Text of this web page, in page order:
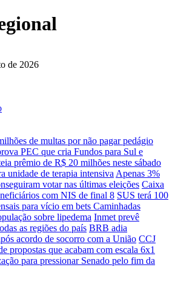
de 2026
de multas por não pagar pedágio
PEC que cria Fundos para Sul e
prêmio de R$ 20 milhões neste sábado
unidade de terapia intensiva Apenas 3%
votar nas últimas eleições Caixa
com NIS de final 8 SUS terá 100
para vício em bets Caminhadas
sobre lipedema Inmet prevê
as regiões do país BRB adia
acordo de socorro com a União CCJ
propostas que acabam com escala 6x1
para pressionar Senado pelo fim da